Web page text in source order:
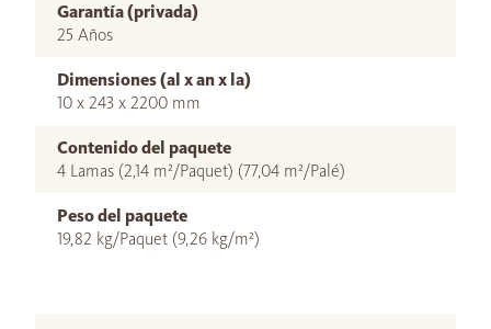
Garantía (privada)
25 Años
Dimensiones (al x an x la)
10 x 243 x 2200 mm
Contenido del paquete
4 Lamas (2,14 m²/Paquet) (77,04 m²/Palé)
Peso del paquete
19,82 kg/Paquet (9,26 kg/m²)